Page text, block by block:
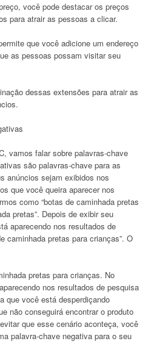
você pode destacar os preços
para atrair as pessoas a clicar.
que você adicione um endereço
as pessoas possam visitar seu
dessas extensões para atrair as
vamos falar sobre palavras-chave
são palavras-chave para as
anúncios sejam exibidos nos
que você queira aparecer nos
como “botas de caminhada pretas
pretas”. Depois de exibir seu
aparecendo nos resultados de
caminhada pretas para crianças”. O
pretas para crianças. No
nos resultados de pesquisa
que você está desperdiçando
não conseguirá encontrar o produto
que esse cenário aconteça, você
palavra-chave negativa para o seu